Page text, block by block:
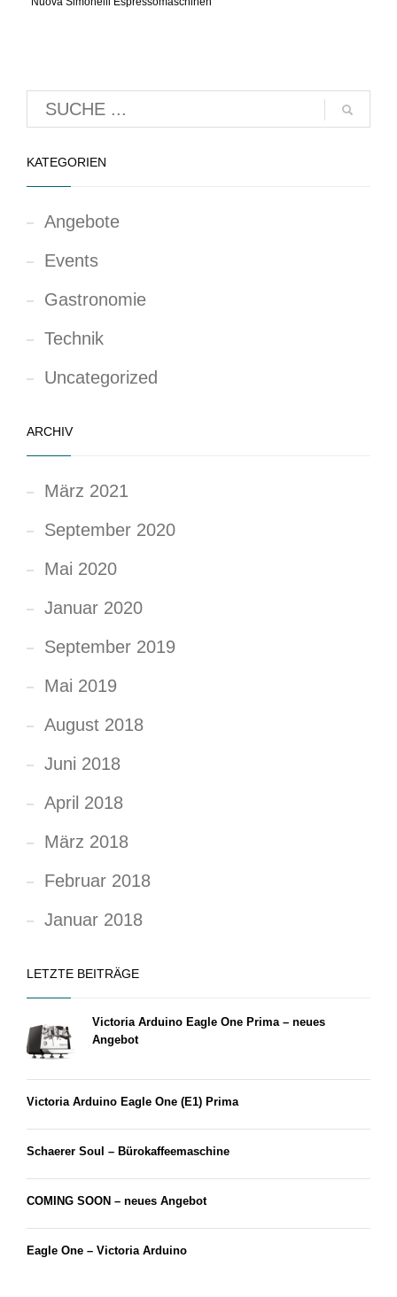
KATEGORIEN
Angebote
Events
Gastronomie
Technik
Uncategorized
ARCHIV
März 2021
September 2020
Mai 2020
Januar 2020
September 2019
Mai 2019
August 2018
Juni 2018
April 2018
März 2018
Februar 2018
Januar 2018
LETZTE BEITRÄGE
Victoria Arduino Eagle One Prima – neues
Angebot
Victoria Arduino Eagle One (E1) Prima
Schaerer Soul – Bürokaffeemaschine
COMING SOON – neues Angebot
Eagle One – Victoria Arduino